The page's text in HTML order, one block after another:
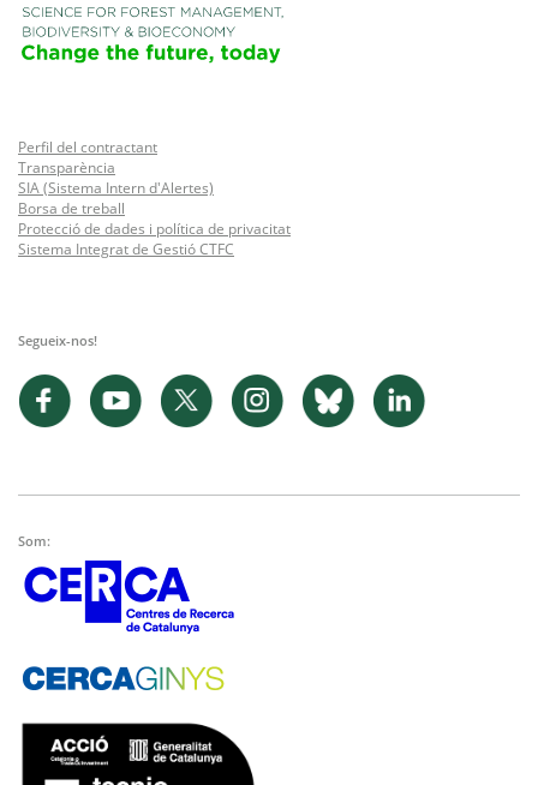
Perfil del contractant
Transparència
SIA (Sistema Intern d'Alertes)
Borsa de treball
Protecció de dades i política de privacitat
Sistema Integrat de Gestió CTFC
Segueix-nos!
Som: